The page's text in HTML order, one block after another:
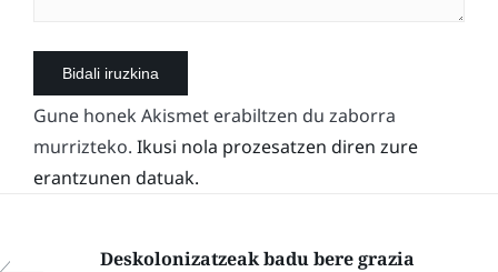
Gune honek Akismet erabiltzen du zaborra
murrizteko. Ikusi nola prozesatzen diren zure
erantzunen datuak.
Deskolonizatzeak badu bere grazia